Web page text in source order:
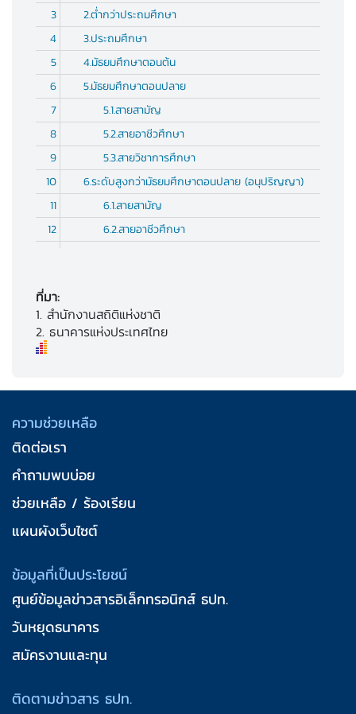
3
2.ต่ำกว่าประถมศึกษา
4
3.ประถมศึกษา
5
4.มัธยมศึกษาตอนต้น
6
5.มัธยมศึกษาตอนปลาย
7
5.1.สายสามัญ
8
5.2.สายอาชีวศึกษา
9
5.3.สายวิชาการศึกษา
10
6.ระดับสูงกว่ามัธยมศึกษาตอนปลาย (อนุปริญญา)
11
6.1.สายสามัญ
12
6.2.สายอาชีวศึกษา
15
16
7.2.สายวิชาชีพ
ที่มา:
1. สำนักงานสถิติแห่งชาติ
2. ธนาคารแห่งประเทศไทย
ความช่วยเหลือ
ติดต่อเรา
คำถามพบบ่อย
ช่วยเหลือ / ร้องเรียน
แผนผังเว็บไซต์
ข้อมูลที่เป็นประโยชน์
ศูนย์ข้อมูลข่าวสารอิเล็กทรอนิกส์ ธปท.
วันหยุดธนาคาร
สมัครงานและทุน
ติดตามข่าวสาร ธปท.